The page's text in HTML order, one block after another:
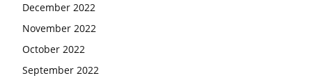
December 2022
November 2022
October 2022
September 2022